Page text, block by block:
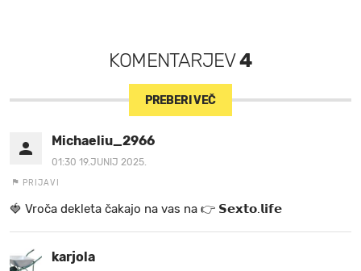
KOMENTARJEV4
PREBERI VEČ
Michaeliu_2966
01:30 19.JUNIJ 2025.
PRIJAVI
🍓 V r o č a d e k l e t a ča k a jo na va s n a 👉 𝗦𝗲𝘅𝘁𝗼.𝗹𝗶𝗳𝗲
karjola